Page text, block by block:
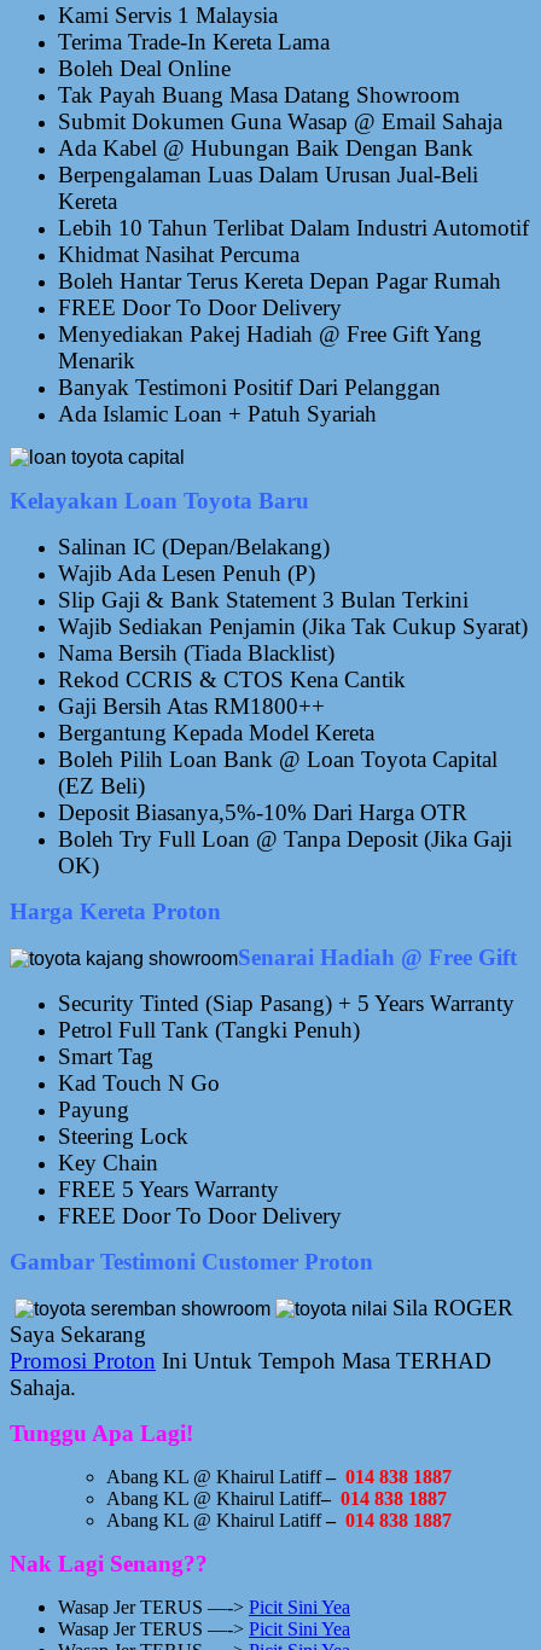
Kami Servis 1 Malaysia
Terima Trade-In Kereta Lama
Boleh Deal Online
Tak Payah Buang Masa Datang Showroom
Submit Dokumen Guna Wasap @ Email Sahaja
Ada Kabel @ Hubungan Baik Dengan Bank
Berpengalaman Luas Dalam Urusan Jual-Beli
Kereta
Lebih 10 Tahun Terlibat Dalam Industri Automotif
Khidmat Nasihat Percuma
Boleh Hantar Terus Kereta Depan Pagar Rumah
FREE Door To Door Delivery
Menyediakan Pakej Hadiah @ Free Gift Yang
Menarik
Banyak Testimoni Positif Dari Pelanggan
Ada Islamic Loan + Patuh Syariah
Kelayakan Loan Toyota Baru
Salinan IC (Depan/Belakang)
Wajib Ada Lesen Penuh (P)
Slip Gaji & Bank Statement 3 Bulan Terkini
Wajib Sediakan Penjamin (Jika Tak Cukup Syarat)
Nama Bersih (Tiada Blacklist)
Rekod CCRIS & CTOS Kena Cantik
Gaji Bersih Atas RM1800++
Bergantung Kepada Model Kereta
Boleh Pilih Loan Bank @ Loan Toyota Capital
(EZ Beli)
Deposit Biasanya,5%-10% Dari Harga OTR
Boleh Try Full Loan @ Tanpa Deposit (Jika Gaji
OK)
Harga Kereta Proton
Senarai Hadiah @ Free Gift
Security Tinted (Siap Pasang) + 5 Years Warranty
Petrol Full Tank (Tangki Penuh)
Smart Tag
Kad Touch N Go
Payung
Steering Lock
Key Chain
FREE 5 Years Warranty
FREE Door To Door Delivery
Gambar Testimoni Customer Proton
Sila ROGER
Saya Sekarang
Promosi Proton Ini Untuk Tempoh Masa TERHAD
Sahaja.
Tunggu Apa Lagi!
Abang KL @ Khairul Latiff– 014 838 1887
Abang KL @ Khairul Latiff– 014 838 1887
Abang KL @ Khairul Latiff– 014 838 1887
Nak Lagi Senang??
Wasap Jer TERUS —-> Picit Sini Yea
Wasap Jer TERUS —-> Picit Sini Yea